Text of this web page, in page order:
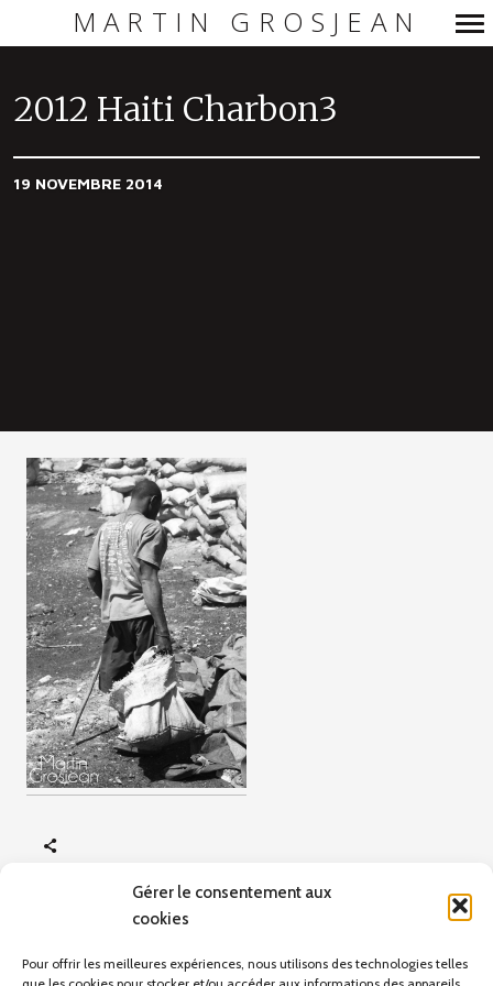
Gérer le consentement aux
cookies
Pour offrir les meilleures expériences, nous utilisons des technologies telles
principale
MARTIN GROSJEAN
2012 Haiti Charbon3
19 NOVEMBRE 2014
Mineurs